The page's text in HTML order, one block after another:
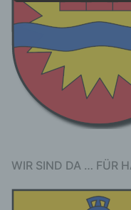
WIR SIND DA … FÜR
Als
Person
Kennung wie
Online-
mehreren
Ausdruck
genetischen,
kann.
b)